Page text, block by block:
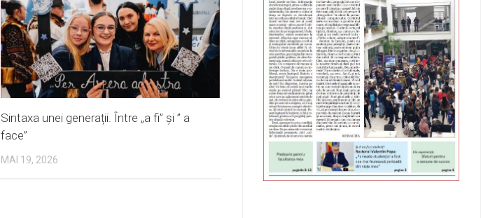
Sintaxa unei generații. Între „a fi” şi ” a
face”
MAI 19, 2026